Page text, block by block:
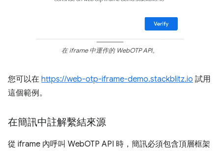
在 iframe 中運作的 WebOTP API。
您可以在 https://web-otp-iframe-demo.stackblitz.io 試用
這個範例。
在簡訊中註解繫結來源
從 iframe 內呼叫 WebOTP API 時，簡訊必須包含頂層框架